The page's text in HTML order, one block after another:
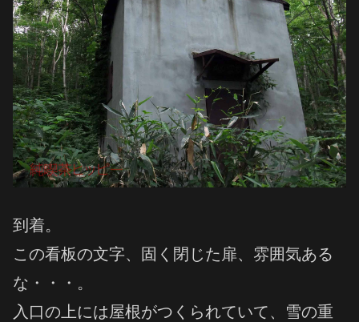
到着。
この看板の文字、固く閉じた扉、雰囲気ある
な・・・。
入口の上には屋根がつくられていて、雪の重